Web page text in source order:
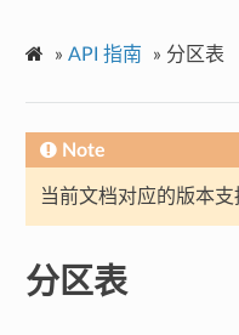
» API 指南 » 分区表
Note
当前文档对应的版本
分区表